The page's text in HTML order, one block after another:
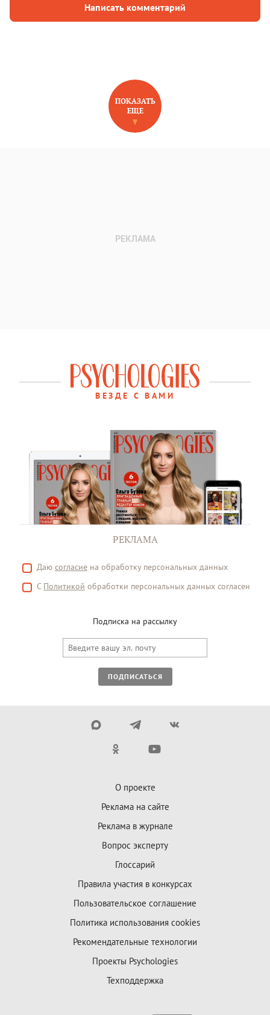
Написать комментарий
НОВОЕ НА САЙТЕ
ПОКАЗАТЬ
ЕЩЕ
ВЕЗДЕ С ВАМИ
РЕКЛАМА
Даю согласие на обработку персональных данных
С Политикой обработки персональных данных согласен
Подписка на рассылку
ПОДПИСАТЬСЯ
О проекте
Реклама на сайте
Реклама в журнале
Вопрос эксперту
Глоссарий
Правила участия в конкурсах
Пользовательское соглашение
Политика использования cookies
Рекомендательные технологии
Проекты Psychologies
Техподдержка